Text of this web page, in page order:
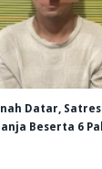
Datar,
Beserta 6